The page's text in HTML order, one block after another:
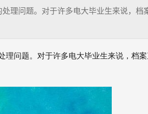
理问题。对于许多电大毕业生来说，档
理问题。对于许多电大毕业生来说，档